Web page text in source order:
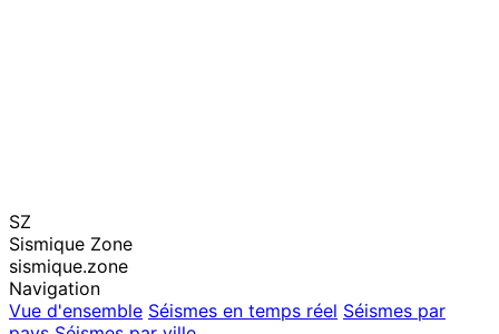
SZ
Sismique Zone
sismique.zone
Navigation
Vue d'ensemble Séismes en temps réel Séismes par